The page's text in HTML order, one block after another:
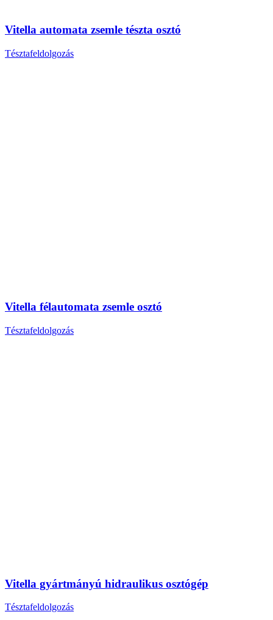
Vitella automata zsemle tészta osztó
Tésztafeldolgozás
Vitella félautomata zsemle osztó
Tésztafeldolgozás
Vitella gyártmányú hidraulikus osztógép
Tésztafeldolgozás